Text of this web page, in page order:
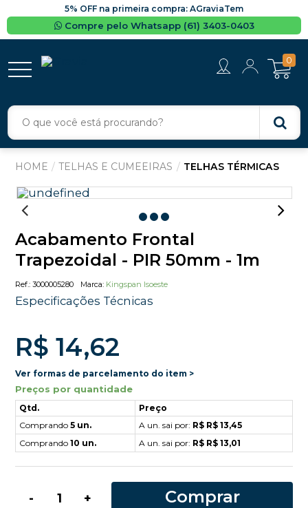
5% OFF na primeira compra: AGraviaTem
Compre pelo Whatsapp (61) 3403-0403
0
TELHAS E CUMEEIRAS TELHAS TÉRMICAS
Acabamento Frontal
Trapezoidal - PIR 50mm - 1m
3000005280 Kingspan Isoeste
Especificações Técnicas
R$ 14,62
Ver formas de parcelamento do item >
Preços por quantidade
Qtd.
Preço
Comprando 5 un. A un. sai por: R$ R$ 13,45
Comprando 10 un. A un. sai por: R$ R$ 13,01
- + Comprar